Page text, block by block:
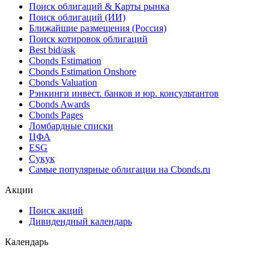
Поиск облигаций & Карты рынка
Поиск облигаций (ИИ)
Ближайшие размещения (Россия)
Поиск котировок облигаций
Best bid/ask
Cbonds Estimation
Cbonds Estimation Onshore
Cbonds Valuation
Рэнкинги инвест. банков и юр. консультантов
Cbonds Awards
Cbonds Pages
Ломбардные списки
ЦФА
ESG
Сукук
Самые популярные облигации на Cbonds.ru
Акции
Поиск акций
Дивидендный календарь
Календарь